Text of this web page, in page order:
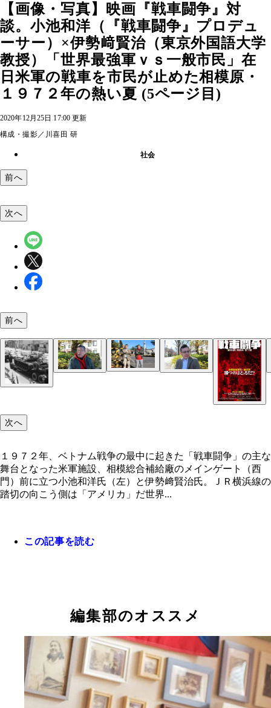
【画像・写真】映画『戦車闘争』対
談。小池和洋（『戦車闘争』プロデュ
ーサー）×伊勢﨑賢治（東京外国語大学
教授）「世界最強軍ｖｓ一般市民」在
日米軍の戦車を市民が止めた相模原・
１９７２年の熱い夏 (5ページ目)
2020年12月25日 17:00 更新
構成・撮影／川喜田 研
社会
前へ
次へ
前へ
次へ
１９７２年、ベトナム戦争の最中に起きた「戦車闘争」の主な
舞台となった米軍施設、相模総合補給廠のメインゲート（西
門）前に立つ小池和洋氏（左）と伊勢﨑賢治氏。ＪＲ横浜線の
踏切の向こう側は「アメリカ」だ世界...
この記事を読む
編集部のオススメ